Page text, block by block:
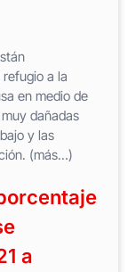
a la
en medio de
dañadas
y las
(más…)
a